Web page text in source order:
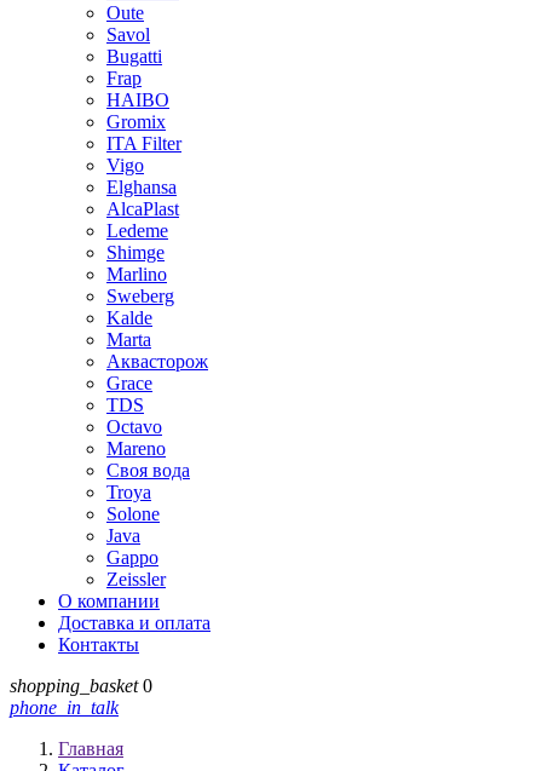
Oute
Savol
Bugatti
Frap
HAIBO
Gromix
ITA Filter
Vigo
Elghansa
AlcaPlast
Ledeme
Shimge
Marlino
Sweberg
Kalde
Marta
Аквасторож
Grace
TDS
Octavo
Mareno
Своя вода
Troya
Solone
Java
Gappo
Zeissler
О компании
Доставка и оплата
Контакты
shopping_basket 0
phone_in_talk
Главная